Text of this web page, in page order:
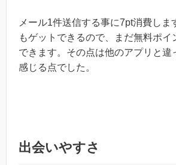
メール1件送信する事に7pt消費しま
もゲットできるので、まだ無料ポイ
できます。その点は他のアプリと違
感じる点でした。
出会いやすさ